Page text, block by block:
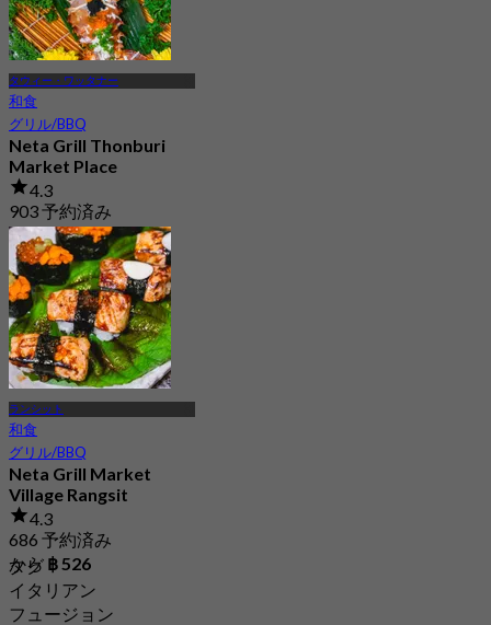
タウィー・ワッタナー
和食
グリル/BBQ
Neta Grill Thonburi
Market Place
4.3
903 予約済み
から฿ 526
ランシット
和食
グリル/BBQ
Neta Grill Market
Village Rangsit
4.3
686 予約済み
から ฿ 526
タグ
イタリアン
フュージョン